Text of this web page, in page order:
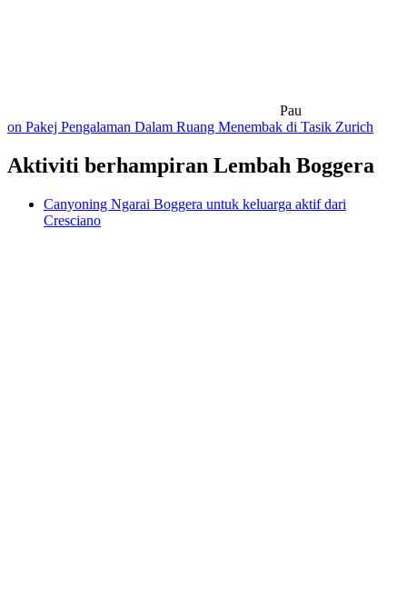
Pau
on Pakej Pengalaman Dalam Ruang Menembak di Tasik Zurich
Aktiviti berhampiran Lembah Boggera
Canyoning Ngarai Boggera untuk keluarga aktif dari
Cresciano